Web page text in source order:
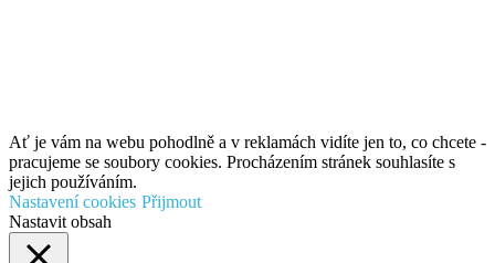
Ať je vám na webu pohodlně a v reklamách vidíte jen to, co chcete -
pracujeme se soubory cookies. Procházením stránek souhlasíte s
jejich používáním.
Nastavení cookies Přijmout
Nastavit obsah